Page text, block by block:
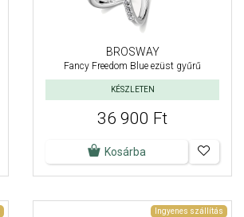
BROSWAY
Fancy Freedom Blue ezüst gyűrű
KÉSZLETEN
36 900 Ft
Kosárba
Ingyenes szállítás